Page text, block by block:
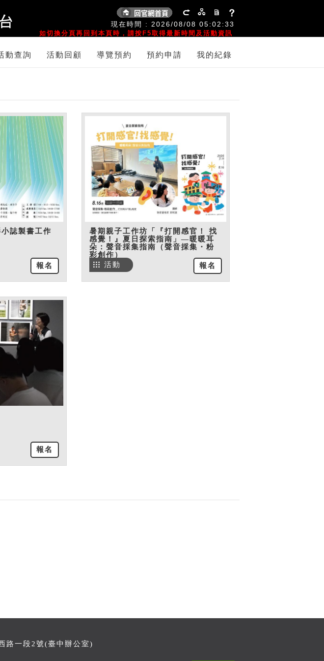
現在時間 : 2026/08/08 05:02:33
如切換分頁再回到本頁時，請按F5取得最新時間及活動資訊
動查詢 活動回顧 導覽預約 預約申請 我的紀錄
小誌製書工作
報名
暑期親子工作坊「『打開感官！ 找
感覺！』夏日探索指南」—暖暖耳
朵：聲音採集指南（聲音採集・粉
彩創作）
報名
活動
報名
路一段2號(臺中辦公室)